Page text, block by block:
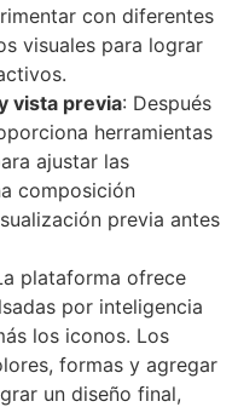
con diferentes
visuales para lograr
vista previa: Después
herramientas
ajustar las
composición
previa antes
plataforma ofrece
por inteligencia
los iconos. Los
formas y agregar
un diseño final,